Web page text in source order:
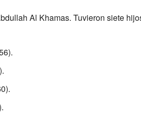
Al Khamas. Tuvieron siete